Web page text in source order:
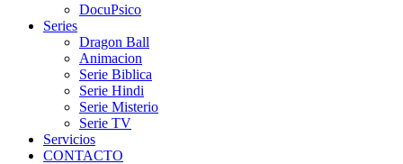
DocuPsico
Series
Dragon Ball
Animacion
Serie Biblica
Serie Hindi
Serie Misterio
Serie TV
Servicios
CONTACTO